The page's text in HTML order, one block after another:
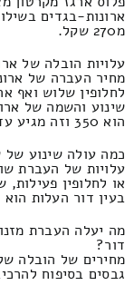
מ270 שקל.
עלויות הובלה של
לחלופין שלוש ואף
שינוע והשמה של
הוא 350 וזה מגיע עד 180 שקלים.
כמה עולה שינוע של
עלויות של העברת
או לחלופין פעילות,
בעין דור העלות הוא 390 ומקסימום 190 שקל חדש.
מה יעלה העברת
דור?
מחירים של הובלה
גבסים בסיפוח להרכיב ולפרק